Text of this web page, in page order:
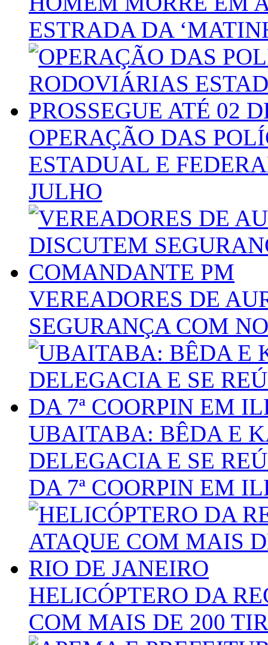
ESTRADA DA
OPERAÇÃO DAS
ESTADUAL E
JULHO
VEREADORES DE
SEGURANÇA COM
UBAITABA: BÊDA E
DELEGACIA E SE
DA 7ª COORPIN EM
HELICÓPTERO DA
COM MAIS DE 200